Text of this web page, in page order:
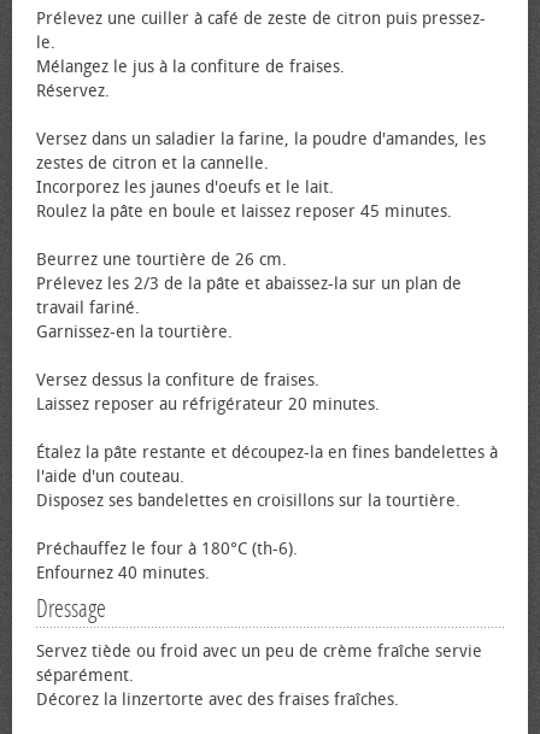
Prélevez une cuiller à café de zeste de citron puis pressez-
le.
Mélangez le jus à la confiture de fraises.
Réservez.
Versez dans un saladier la farine, la poudre d'amandes, les
zestes de citron et la cannelle.
Incorporez les jaunes d'œufs et le lait.
Roulez la pâte en boule et laissez reposer 45 minutes.
Beurrez une tourtière de 26 cm.
Prélevez les 2/3 de la pâte et abaissez-la sur un plan de
travail fariné.
Garnissez-en la tourtière.
Versez dessus la confiture de fraises.
Laissez reposer au réfrigérateur 20 minutes.
Étalez la pâte restante et découpez-la en fines bandelettes à
l'aide d'un couteau.
Disposez ses bandelettes en croisillons sur la tourtière.
Préchauffez le four à 180°C (th-6).
Enfournez 40 minutes.
Dressage
Servez tiède ou froid avec un peu de crème fraîche servie
séparément.
Décorez la linzertorte avec des fraises fraîches.